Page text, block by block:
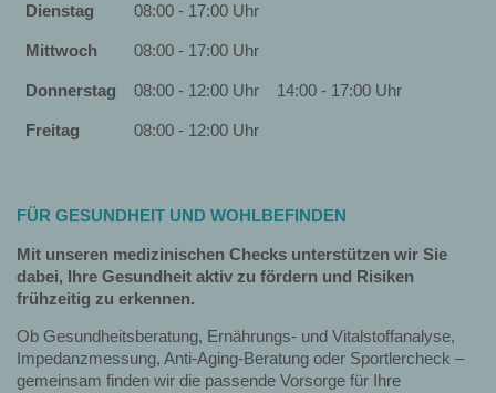
Dienstag 08:00 - 17:00 Uhr
Mittwoch 08:00 - 17:00 Uhr
Donnerstag 08:00 - 12:00 Uhr 14:00 - 17:00 Uhr
Freitag 08:00 - 12:00 Uhr
FÜR GESUNDHEIT UND WOHLBEFINDEN
Mit unseren medizinischen Checks unterstützen wir Sie
dabei, Ihre Gesundheit aktiv zu fördern und Risiken
frühzeitig zu erkennen.
Ob Gesundheitsberatung, Ernährungs- und Vitalstoffanalyse,
Impedanzmessung, Anti-Aging-Beratung oder Sportlercheck –
gemeinsam finden wir die passende Vorsorge für Ihre